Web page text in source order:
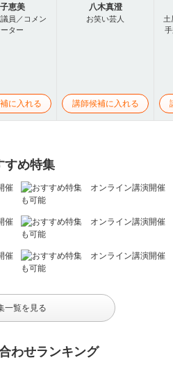
恵美
員／コメン
ター
に入れる
八木真澄
お笑い芸人
講師候補に入れる
土
すめ特集
一覧を見る
わせランキング